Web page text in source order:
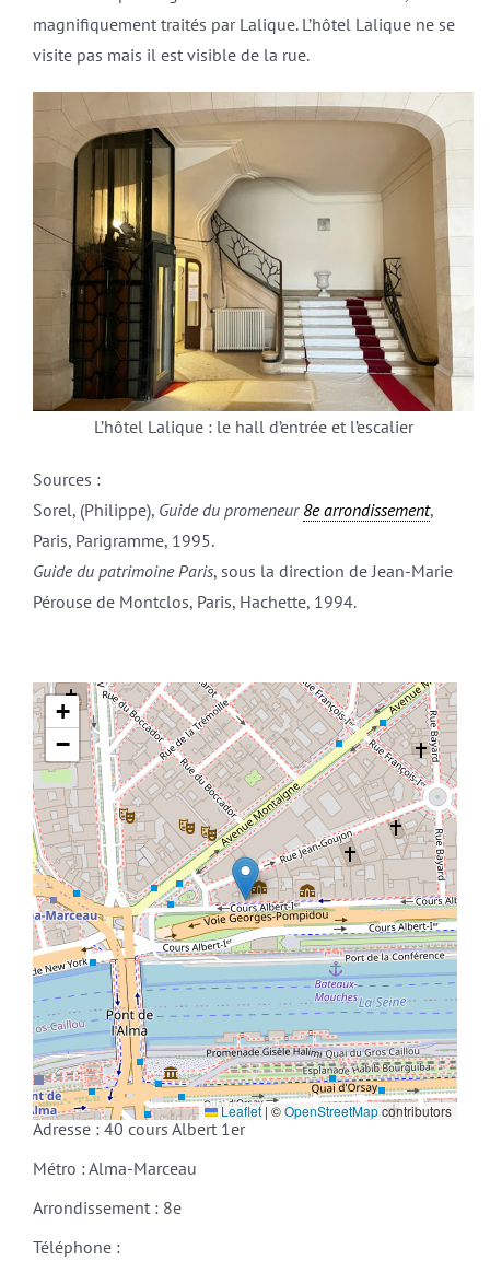
magnifiquement traités par Lalique. L’hôtel Lalique ne se
visite pas mais il est visible de la rue.
L’hôtel Lalique : le hall d’entrée et l’escalier
Sources :
Sorel, (Philippe), Guide du promeneur 8e arrondissement,
Paris, Parigramme, 1995.
Guide du patrimoine Paris, sous la direction de Jean-Marie
Pérouse de Montclos, Paris, Hachette, 1994.
+
−
Leaflet | ©OpenStreetMapcontributors
Adresse : 40 cours Albert 1er
Métro : Alma-Marceau
Arrondissement : 8e
Téléphone :